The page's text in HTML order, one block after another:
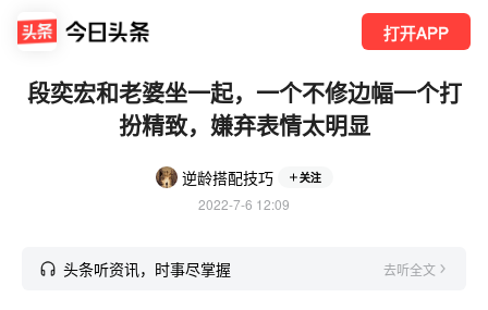
打开APP
段奕宏和老婆坐一起，一个不修边幅一个打
扮精致，嫌弃表情太明显
逆龄搭配技巧 关注
2022-7-6 12:09
头条听资讯，时事尽掌握 去听全文